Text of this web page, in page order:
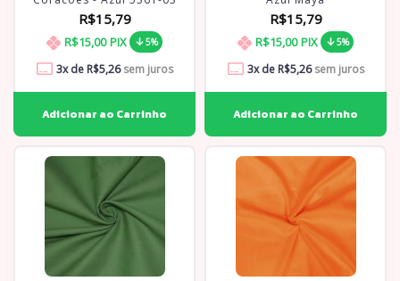
R$15,79
R$15,00 PIX 5%
3x de R$5,26sem juros
R$15,79
R$15,00 PIX 5%
3x de R$5,26sem juros